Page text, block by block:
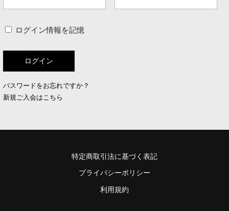
ログイン情報を記憶
パスワードをお忘れですか？
新規ご入会はこちら
特定商取引法に基づく表記
プライバシーポリシー
利用規約